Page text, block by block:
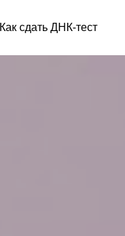
Как сдать ДНК-тест